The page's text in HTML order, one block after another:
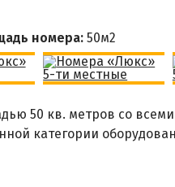
номера: 50м2
50 кв. метров со
категории